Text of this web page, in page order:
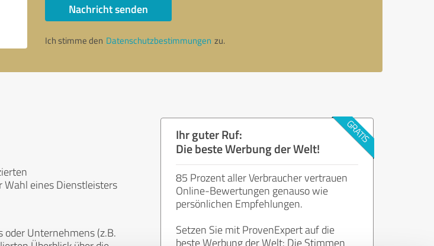
Nachricht senden
Ich stimme den Datenschutzbestimmungen zu.
Wahl eines Dienstleisters
Unternehmens (z.B.
Ihr guter Ruf:
Die beste Werbung der Welt!
85 Prozent aller Verbraucher vertrauen
Online-Bewertungen genauso wie
persönlichen Empfehlungen.
Setzen Sie mit ProvenExpert auf die
beste Werbung der Welt: Die Stimmen